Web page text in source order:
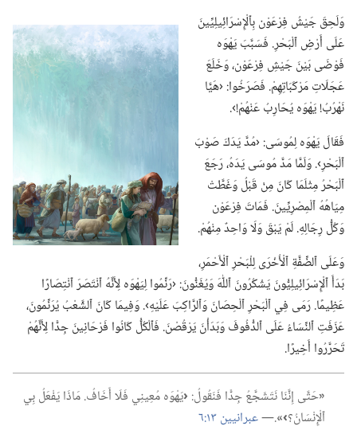
وَلَحِقَ جَيْشُ فِرْعَوْن بِٱلْإِسْرَائِيلِيِّينَ
عَلَى أَرْضِ ٱلْبَحْرِ.‏ فَسَبَّبَ يَهْوَه
فَوْضَى بَيْنَ جَيْشِ فِرْعَوْن،‏ وَخَلَعَ
عَجَلَاتِ مَرْكَبَاتِهِمْ.‏ فَصَرَخُوا:‏ ‹هَيَّا
نَهْرُبُ!‏ يَهْوَه يُحَارِبُ عَنْهُمْ!‏›.‏
فَقَالَ يَهْوَه لِمُوسَى:‏ ‹مُدَّ يَدَكَ صَوْبَ
ٱلْبَحْرِ›.‏ وَلَمَّا مَدَّ مُوسَى يَدَهُ،‏ رَجَعَ
ٱلْبَحْرُ مِثْلَمَا كَانَ مِنْ قَبْلُ وَغَطَّتْ
مِيَاهُهُ ٱلْمِصْرِيِّينَ.‏ فَمَاتَ فِرْعَوْن
وَكُلُّ رِجَالِهِ.‏ لَمْ يَبْقَ وَلَا وَاحِدٌ مِنْهُمْ.‏
وَعَلَى ٱلضِّفَّةِ ٱلْأُخْرَى لِلْبَحْرِ ٱلْأَحْمَرِ،‏
بَدَأَ ٱلْإِسْرَائِيلِيُّونَ يَشْكُرُونَ ٱللّٰهَ وَيُغَنُّونَ:‏ ‹رَنِّمُوا لِيَهْوَه لِأَنَّهُ ٱنْتَصَرَ ٱنْتِصَارًا
عَظِيمًا.‏ رَمَى فِي ٱلْبَحْرِ ٱلْحِصَانَ وَٱلرَّاكِبَ عَلَيْهِ›.‏ وَفِيمَا كَانَ ٱلشَّعْبُ يُرَنِّمُونَ،‏
عَزَفَتِ ٱلنِّسَاءُ عَلَى ٱلدُّفُوفَ وَبَدَأْنَ يَرْقُصْنَ.‏ فَٱلْكُلُّ كَانُوا فَرْحَانِينَ جِدًّا لِأَنَّهُ‍مْ
تَحَرَّرُوا أَخِيرًا.‏
‏«‏حَتَّى إِنَّنَا نَتَشَجَّعُ جِدًّا فَنَقُولُ:‏ ‏‹‏يَهْوَه مُعِينِي فَلَا أَخَافُ.‏ مَاذَا يَفْعَلُ بِي
ٱلْإِنْسَانُ؟‏‏›»‏
‏.‏​—‏عبرانيين ١٣:‏٦